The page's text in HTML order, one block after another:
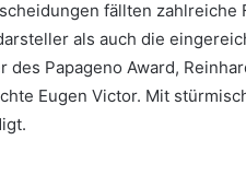
fällten zahlreiche
als auch die
des Papageno Award,
Eugen Victor. Mit